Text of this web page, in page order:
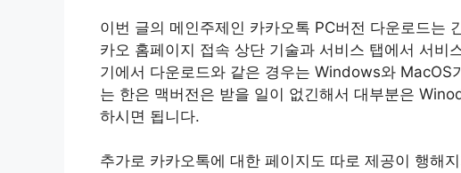
이번 글의 메인주제인 카카오톡 PC버전 다운로드는
카오 홈페이지 접속 상단 기술과 서비스 탭에서 서비
기에서 다운로드와 같은 경우는 Windows와 MacOS
는 한은 맥버전은 받을 일이 없긴해서 대부분은
하시면 됩니다.
추가로 카카오톡에 대한 페이지도 따로 제공이 행해